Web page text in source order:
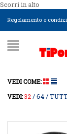
Scorri in alto
Regolamento e
VEDI COME:
VEDI:32 64